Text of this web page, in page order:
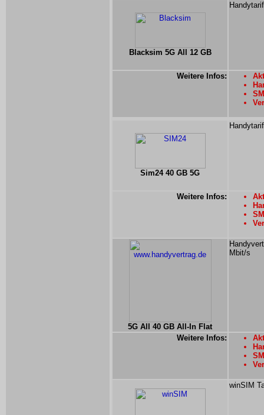
Blacksim 5G All 12 GB
Weitere Infos:
Sim24 40 GB 5G
Weitere Infos:
5G All 40 GB All-In Flat
Mbit/s
Weitere Infos:
winSIM